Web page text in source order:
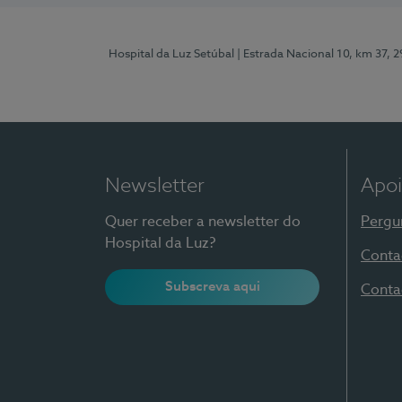
Hospital da Luz Setúbal | Estrada Nacional 10, km 37,
Newsletter
Quer receber a newsletter do
Hospital da Luz?
Subscreva aqui